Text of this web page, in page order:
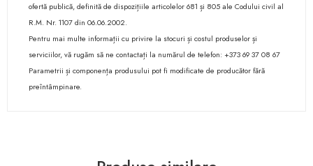
ofertă publică, definită de dispozițiile articolelor 681 și 805 ale Codului civil al
R.M. Nr. 1107 din 06.06.2002.
Pentru mai multe informații cu privire la stocuri și costul produselor și
serviciilor, vă rugăm să ne contactați la numărul de telefon: +373 69 37 08 67
Parametrii și componența produsului pot fi modificate de producător fără
preîntâmpinare.